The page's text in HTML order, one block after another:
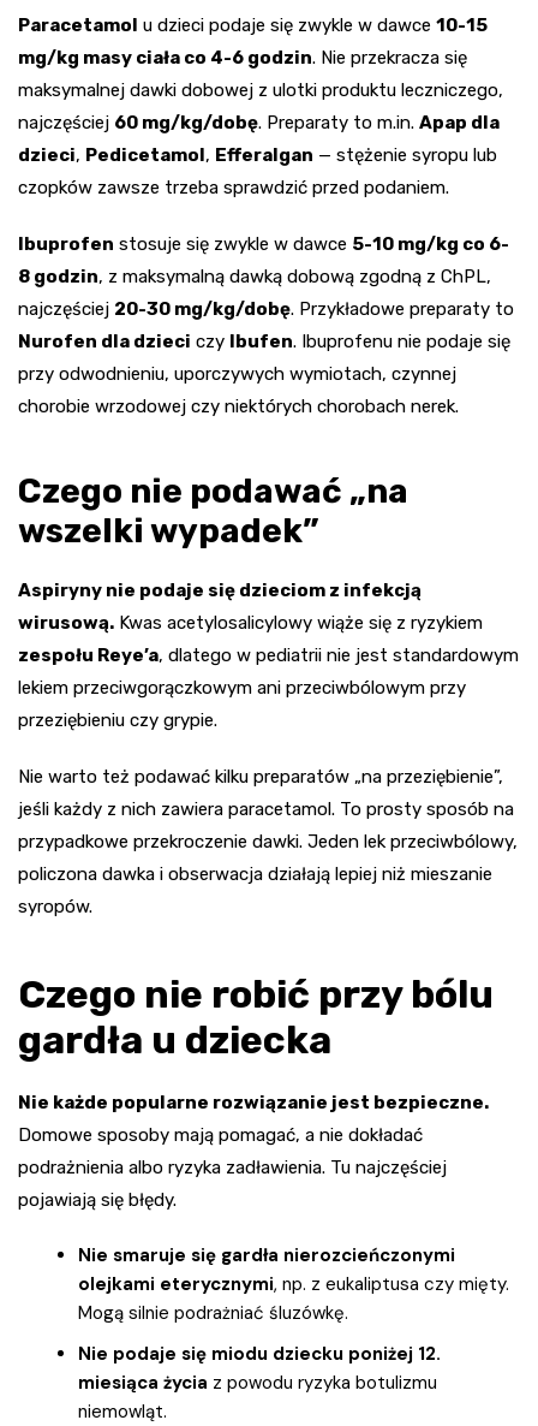
Paracetamol u dzieci podaje się zwykle w dawce 10-15
mg/kg masy ciała co 4-6 godzin. Nie przekracza się
maksymalnej dawki dobowej z ulotki produktu leczniczego,
najczęściej 60 mg/kg/dobę. Preparaty to m.in. Apap dla
dzieci, Pedicetamol, Efferalgan — stężenie syropu lub
czopków zawsze trzeba sprawdzić przed podaniem.
Ibuprofen stosuje się zwykle w dawce 5-10 mg/kg co 6-
8 godzin, z maksymalną dawką dobową zgodną z ChPL,
najczęściej 20-30 mg/kg/dobę. Przykładowe preparaty to
Nurofen dla dzieci czy Ibufen. Ibuprofenu nie podaje się
przy odwodnieniu, uporczywych wymiotach, czynnej
chorobie wrzodowej czy niektórych chorobach nerek.
Czego nie podawać „na
wszelki wypadek”
Aspiryny nie podaje się dzieciom z infekcją
wirusową. Kwas acetylosalicylowy wiąże się z ryzykiem
zespołu Reye’a, dlatego w pediatrii nie jest standardowym
lekiem przeciwgorączkowym ani przeciwbólowym przy
przeziębieniu czy grypie.
Nie warto też podawać kilku preparatów „na przeziębienie”,
jeśli każdy z nich zawiera paracetamol. To prosty sposób na
przypadkowe przekroczenie dawki. Jeden lek przeciwbólowy,
policzona dawka i obserwacja działają lepiej niż mieszanie
syropów.
Czego nie robić przy bólu
gardła u dziecka
Nie każde popularne rozwiązanie jest bezpieczne.
Domowe sposoby mają pomagać, a nie dokładać
podrażnienia albo ryzyka zadławienia. Tu najczęściej
pojawiają się błędy.
Nie smaruje się gardła nierozcieńczonymi
olejkami eterycznymi, np. z eukaliptusa czy mięty.
Mogą silnie podrażniać śluzówkę.
Nie podaje się miodu dziecku poniżej 12.
miesiąca życia z powodu ryzyka botulizmu
niemowląt.